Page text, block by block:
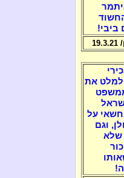
ביבי!
למלט את
על
וגם
שלא